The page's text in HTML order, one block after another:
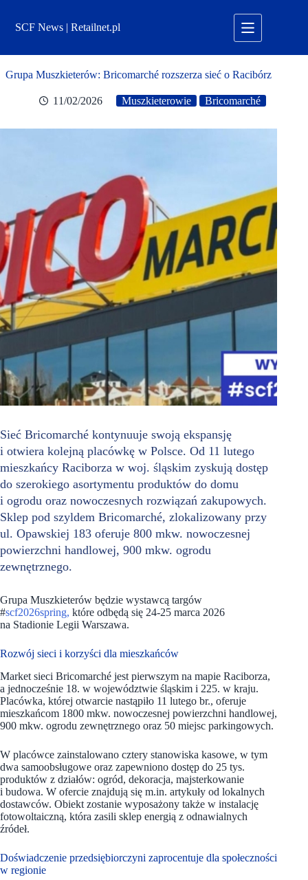
treściSCF News | Retailnet.pl
Grupa Muszkieterów: Bricomarché rozszerza sieć o Racibórz
11/02/2026 Muszkieterowie Bricomarché
Sieć Bricomarché kontynuuje swoją ekspansję
i otwiera kolejną placówkę w Polsce. Od 11 lutego
mieszkańcy Raciborza w woj. śląskim zyskują dostęp
do szerokiego asortymentu produktów do domu
i ogrodu oraz nowoczesnych rozwiązań zakupowych.
Sklep pod szyldem Bricomarché, zlokalizowany przy
ul. Opawskiej 183 oferuje 800 mkw. nowoczesnej
powierzchni handlowej, 900 mkw. ogrodu
zewnętrznego.
Grupa Muszkieterów będzie wystawcą targów
#scf2026spring, które odbędą się 24-25 marca 2026
na Stadionie Legii Warszawa.
Rozwój sieci i korzyści dla mieszkańców
Market sieci Bricomarché jest pierwszym na mapie Raciborza,
a jednocześnie 18. w województwie śląskim i 225. w kraju.
Placówka, której otwarcie nastąpiło 11 lutego br., oferuje
mieszkańcom 1800 mkw. nowoczesnej powierzchni handlowej,
900 mkw. ogrodu zewnętrznego oraz 50 miejsc parkingowych.
W placówce zainstalowano cztery stanowiska kasowe, w tym
dwa samoobsługowe oraz zapewniono dostęp do 25 tys.
produktów z działów: ogród, dekoracja, majsterkowanie
i budowa. W ofercie znajdują się m.in. artykuły od lokalnych
dostawców. Obiekt zostanie wyposażony także w instalację
fotowoltaiczną, która zasili sklep energią z odnawialnych
źródeł.
Doświadczenie przedsiębiorczyni zaprocentuje dla społeczności
w regionie